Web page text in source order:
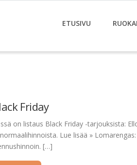
ETUSIVU
Friday
on listaus Black Friday -tarjouksista:
Lue lisää »
[…]